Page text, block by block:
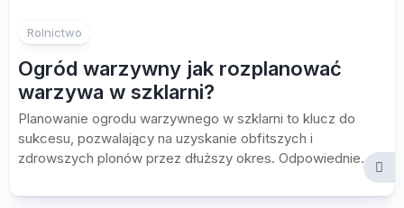
Rolnictwo
Ogród warzywny jak rozplanować
warzywa w szklarni?
Planowanie ogrodu warzywnego w szklarni to klucz do
sukcesu, pozwalający na uzyskanie obfitszych i
zdrowszych plonów przez dłuższy okres. Odpowiednie...